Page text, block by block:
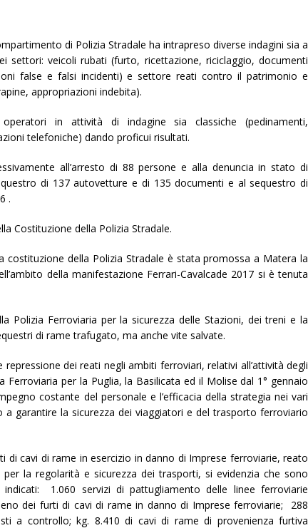
di Polizia Stradale ha intrapreso diverse indagini sia a
settori: veicoli rubati (furto, ricettazione, riciclaggio, documenti
false e falsi incidenti) e settore reati contro il patrimonio e
appropriazioni indebita).
in attività di indagine sia classiche (pedinamenti,
telefoniche) dando proficui risultati.
all’arresto di 88 persone e alla denuncia in stato di
di 137 autovetture e di 135 documenti e al sequestro di
.
Costituzione della Polizia Stradale.
costituzione della Polizia Stradale è stata promossa a Matera la
della manifestazione Ferrari-Cavalcade 2017 si è tenuta
Polizia Ferroviaria per la sicurezza delle Stazioni, dei treni e la
di rame trafugato, ma anche vite salvate.
dei reati negli ambiti ferroviari, relativi all’attività degli
Ferroviaria per la Puglia, la Basilicata ed il Molise dal 1° gennaio
costante del personale e l’efficacia della strategia nei vari
garantire la sicurezza dei viaggiatori e del trasporto ferroviario
di cavi di rame in esercizio in danno di Imprese ferroviarie, reato
la regolarità e sicurezza dei trasporti, si evidenzia che sono
1.060 servizi di pattugliamento delle linee ferroviarie
dei furti di cavi di rame in danno di Imprese ferroviarie; 288
a controllo; kg. 8.410 di cavi di rame di provenienza furtiva